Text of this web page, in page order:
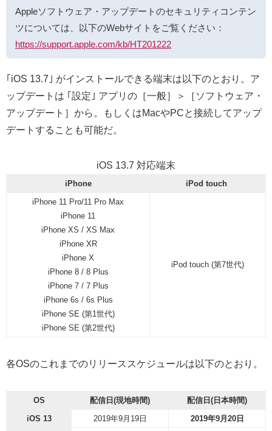
Appleソフトウェア・アップデートのセキュリティコンテン
ツについては、以下のWebサイトをご覧ください：
https://support.apple.com/kb/HT201222
｢iOS 13.7｣ がインストールできる端末は以下のとおり。ア
ップデートは ｢設定｣ アプリの［一般］＞［ソフトウェア・
アップデート］から。もしくはMacやPCと接続してアップ
デートすることも可能だ。
iOS 13.7 対応端末
iPhone
iPod touch
iPhone 11 Pro/11 Pro Max
iPhone 11
iPhone XS / XS Max
iPhone XR
iPhone X
iPhone 8 / 8 Plus
iPhone 7 / 7 Plus
iPhone 6s / 6s Plus
iPhone SE (第1世代)
iPhone SE (第2世代)
iPod touch (第7世代)
各OSのこれまでのリリーススケジュールは以下のとおり。
OS 配信日(現地時間)
配信日(日本時間)
iOS 13
2019年9月19日
2019年9月20日